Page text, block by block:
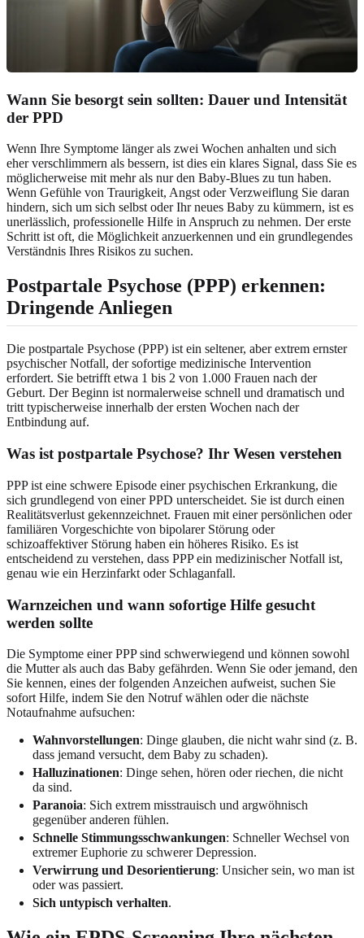
Wann Sie besorgt sein sollten: Dauer und Intensität
der PPD
Wenn Ihre Symptome länger als zwei Wochen anhalten und sich
eher verschlimmern als bessern, ist dies ein klares Signal, dass Sie es
möglicherweise mit mehr als nur den Baby-Blues zu tun haben.
Wenn Gefühle von Traurigkeit, Angst oder Verzweiflung Sie daran
hindern, sich um sich selbst oder Ihr neues Baby zu kümmern, ist es
unerlässlich, professionelle Hilfe in Anspruch zu nehmen. Der erste
Schritt ist oft, die Möglichkeit anzuerkennen und ein grundlegendes
Verständnis Ihres Risikos zu suchen.
Postpartale Psychose (PPP) erkennen:
Dringende Anliegen
Die postpartale Psychose (PPP) ist ein seltener, aber extrem ernster
psychischer Notfall, der sofortige medizinische Intervention
erfordert. Sie betrifft etwa 1 bis 2 von 1.000 Frauen nach der
Geburt. Der Beginn ist normalerweise schnell und dramatisch und
tritt typischerweise innerhalb der ersten Wochen nach der
Entbindung auf.
Was ist postpartale Psychose? Ihr Wesen verstehen
PPP ist eine schwere Episode einer psychischen Erkrankung, die
sich grundlegend von einer PPD unterscheidet. Sie ist durch einen
Realitätsverlust gekennzeichnet. Frauen mit einer persönlichen oder
familiären Vorgeschichte von bipolarer Störung oder
schizoaffektiver Störung haben ein höheres Risiko. Es ist
entscheidend zu verstehen, dass PPP ein medizinischer Notfall ist,
genau wie ein Herzinfarkt oder Schlaganfall.
Warnzeichen und wann sofortige Hilfe gesucht
werden sollte
Die Symptome einer PPP sind schwerwiegend und können sowohl
die Mutter als auch das Baby gefährden. Wenn Sie oder jemand, den
Sie kennen, eines der folgenden Anzeichen aufweist, suchen Sie
sofort Hilfe, indem Sie den Notruf wählen oder die nächste
Notaufnahme aufsuchen:
Wahnvorstellungen: Dinge glauben, die nicht wahr sind (z. B.
dass jemand versucht, dem Baby zu schaden).
Halluzinationen: Dinge sehen, hören oder riechen, die nicht
da sind.
Paranoia: Sich extrem misstrauisch und argwöhnisch
gegenüber anderen fühlen.
Schnelle Stimmungsschwankungen: Schneller Wechsel von
extremer Euphorie zu schwerer Depression.
Verwirrung und Desorientierung: Unsicher sein, wo man ist
oder was passiert.
Sich untypisch verhalten.